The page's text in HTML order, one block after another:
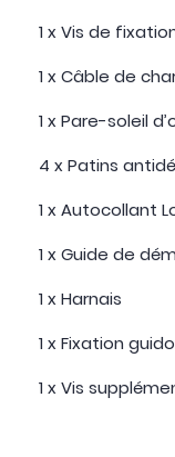
1 x Vis de
1 x Câble de
1 x Pare-soleil
4 x Patins
1 x Autocollant
1 x Guide de
1 x Harnais
1 x Fixation
1 x Vis